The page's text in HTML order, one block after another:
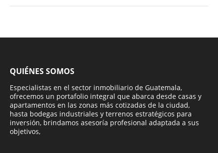
QUIÉNES SOMOS
Especialistas en el sector inmobiliario de Guatemala,
ofrecemos un portafolio integral que abarca desde casas y
apartamentos en las zonas más cotizadas de la ciudad,
hasta bodegas industriales y terrenos estratégicos para
inversión, brindamos asesoría profesional adaptada a sus
objetivos,